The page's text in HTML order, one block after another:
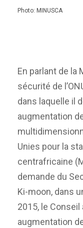
Photo: MINUSCA
En parlant de la
sécurité de
dans laquelle il
augmentation
Unies pour la
centrafricaine
demande du
Ki-moon, dans
2015, le Conseil
augmentation